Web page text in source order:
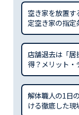
空き家を放置
定空き家の指定
店舗退去は「
得？メリット
解体職人の1日
ける徹底した